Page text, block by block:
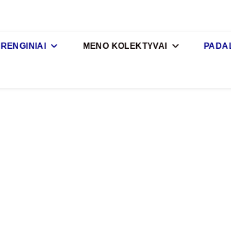
RENGINIAI MENO KOLEKTYVAI